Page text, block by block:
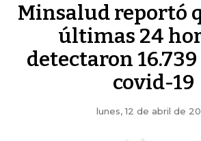
Minsalud reportó
últimas 24
detectaron 16.739
covid-19
lunes, 12 de abril de